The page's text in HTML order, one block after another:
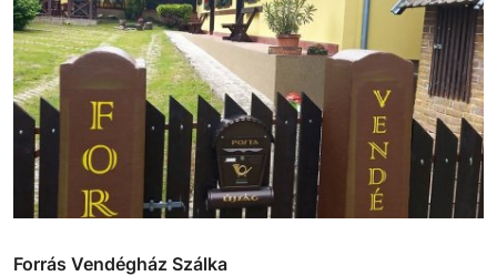
Forrás Vendégház Szálka